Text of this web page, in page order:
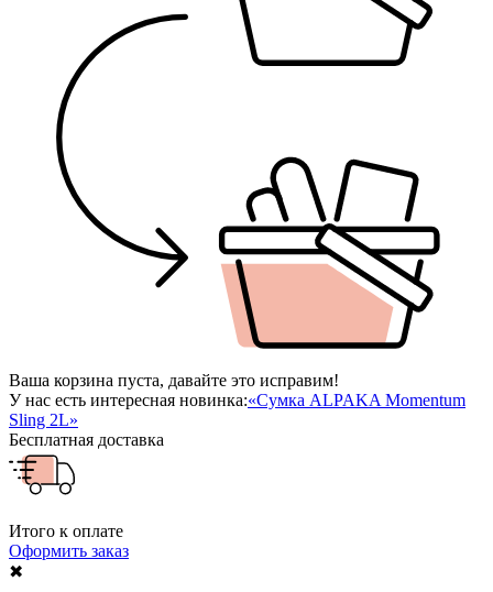
Ваша корзина пуста, давайте это исправим!
У нас есть интересная новинка:«Сумка ALPAKA Momentum
Sling 2L»
Бесплатная доставка
Итого к оплате
Оформить заказ
✖